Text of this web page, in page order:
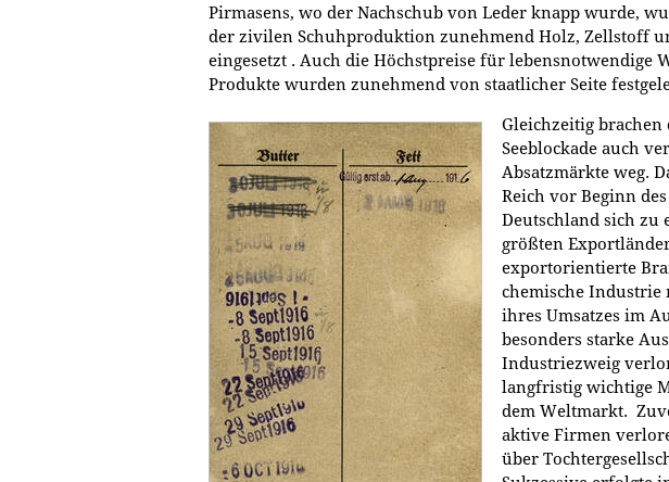
Pirmasens, wo der Nachschub von Leder knapp wurde,
der zivilen Schuhproduktion zunehmend Holz, Zellstoff
eingesetzt . Auch die Höchstpreise für lebensnotwendige
Produkte wurden zunehmend von staatlicher Seite
Gleichzeitig brachen
Seeblockade auch
Absatzmärkte weg.
Reich vor Beginn
Deutschland sich zu
größten
exportorientierte
chemische Industrie
ihres Umsatzes im
besonders starke
Industriezweig
langfristig wichtige
dem Weltmarkt.
aktive Firmen
über